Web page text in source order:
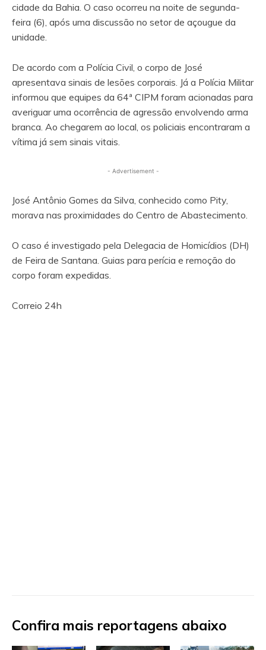
cidade da Bahia. O caso ocorreu na noite de segunda-
feira (6), após uma discussão no setor de açougue da
unidade.
De acordo com a Polícia Civil, o corpo de José
apresentava sinais de lesões corporais. Já a Polícia Militar
informou que equipes da 64ª CIPM foram acionadas para
averiguar uma ocorrência de agressão envolvendo arma
branca. Ao chegarem ao local, os policiais encontraram a
vítima já sem sinais vitais.
- Advertisement -
José Antônio Gomes da Silva, conhecido como Pity,
morava nas proximidades do Centro de Abastecimento.
O caso é investigado pela Delegacia de Homicídios (DH)
de Feira de Santana. Guias para perícia e remoção do
corpo foram expedidas.
Correio 24h
Confira mais reportagens abaixo